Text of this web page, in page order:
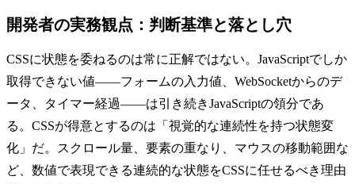
開発者の実務観点：判断基準と落とし穴
CSSに状態を委ねるのは常に正解ではない。JavaScriptでしか
取得できない値——フォームの入力値、WebSocketからのデ
ータ、タイマー経過——は引き続きJavaScriptの領分であ
る。CSSが得意とするのは「視覚的な連続性を持つ状態変
化」だ。スクロール量、要素の重なり、マウスの移動範囲な
ど、数値で表現できる連続的な状態をCSSに任せるべき理由